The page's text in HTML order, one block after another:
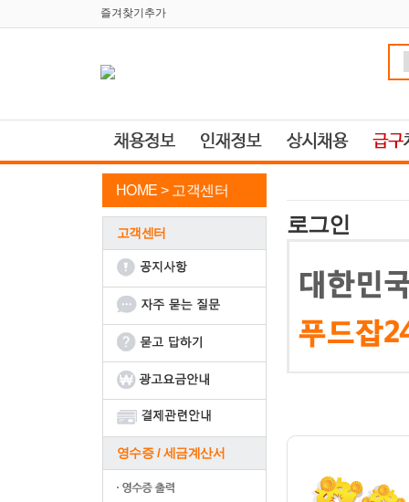
즐겨찾기추가
HOME > 고객센터
고객센터
영수증 / 세금계산서
로그인